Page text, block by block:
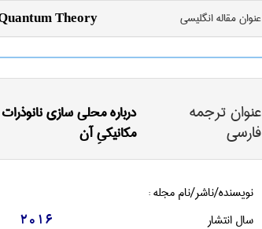
عنوان مقاله انگليسی Theory
عنوان ترجمه
فارسی
درباره محلی سازی
مکانیکیِ آن
نویسنده/ناشر/نام مجله :
سال انتشار 2016